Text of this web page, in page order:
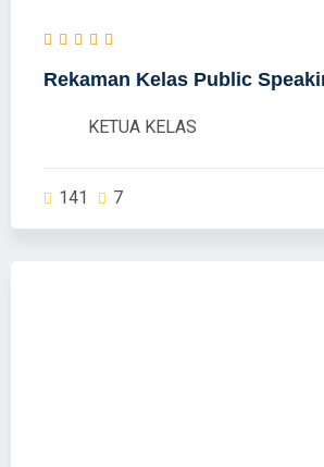
Rekaman Kelas Public
KETUA KELAS
141 7